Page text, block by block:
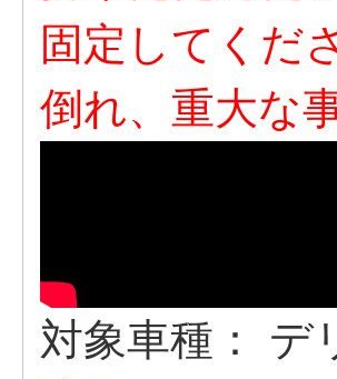
固定してくだ
倒れ、重大な
対象車種：
デ